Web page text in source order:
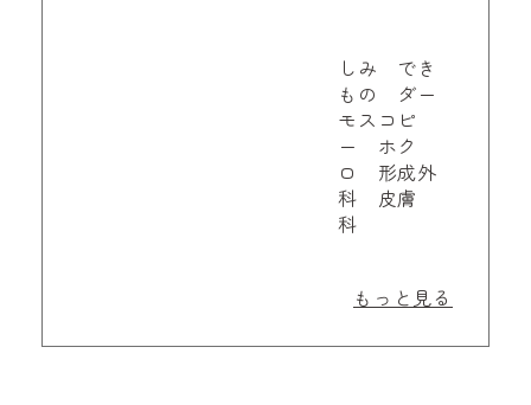
しみ でき
もの ダー
モスコピ
ー ホク
ロ 形成外
科 皮膚
科
もっと見る